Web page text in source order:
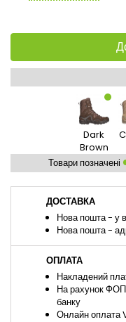
Dark
Brown
Товари позначені
ДОСТАВКА
Нова пошта - у
Нова пошта -
ОПЛАТА
Накладений
На рахунок ФОП
банку
Онлайн оплата